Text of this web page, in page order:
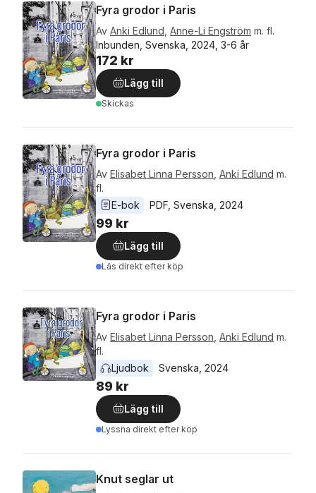
Fyra grodor i Paris
Av Anki Edlund Anne-Li Engström m. fl.
Inbunden, Svenska, 2024, 3-6 år
172 kr
Lägg till
Skickas
Fyra grodor i Paris
Av Elisabet Linna Persson Anki Edlund m.
fl.
E-bok
PDF Svenska 2024
99 kr
Lägg till
Läs direkt efter köp
Fyra grodor i Paris
Av Elisabet Linna Persson Anki Edlund m.
fl.
Ljudbok
Svenska 2024
89 kr
Lägg till
Lyssna direkt efter köp
Knut seglar ut